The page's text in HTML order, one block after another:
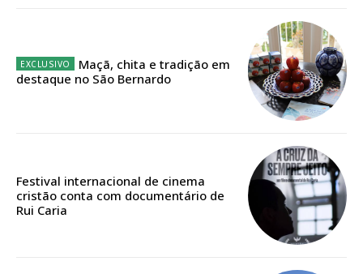
Acesso aos conteúdos Exclusivos para
assinantes
Maçã, chita e tradição em
destaque no São Bernardo
Festival internacional de cinema
cristão conta com documentário de
Rui Caria